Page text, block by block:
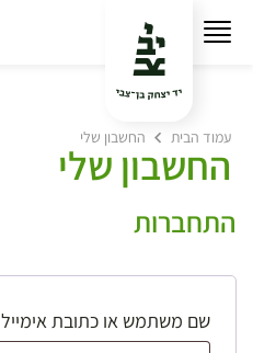
עמוד הבית החשבון שלי
החשבון שלי
התחברות
שם משתמש או כתובת אימייל